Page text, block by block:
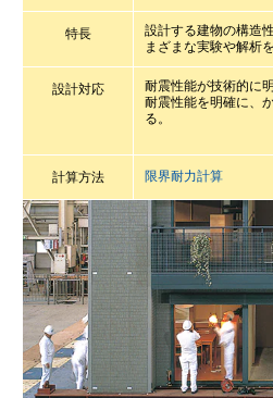
ミサワアイデンティティ
特長
設計する建物の構造
まざまな実験や解析
設計対応
耐震性能が技術的に
耐震性能を明確に、
る。
計算方法 限界耐力計算